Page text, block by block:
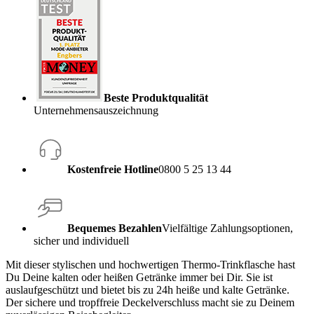
Beste Produktqualität
Unternehmensauszeichnung
Kostenfreie Hotline0800 5 25 13 44
Bequemes BezahlenVielfältige Zahlungsoptionen,
sicher und individuell
Mit dieser stylischen und hochwertigen Thermo-Trinkflasche hast
Du Deine kalten oder heißen Getränke immer bei Dir. Sie ist
auslaufgeschützt und bietet bis zu 24h heiße und kalte Getränke.
Der sichere und tropffreie Deckelverschluss macht sie zu Deinem